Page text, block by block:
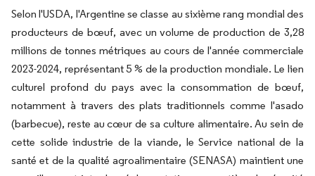
Selon l'USDA, l'Argentine se classe au sixième rang mondial des
producteurs de bœuf, avec un volume de production de 3,28
millions de tonnes métriques au cours de l'année commerciale
2023-2024, représentant 5 % de la production mondiale. Le lien
culturel profond du pays avec la consommation de bœuf,
notamment à travers des plats traditionnels comme l'asado
(barbecue), reste au cœur de sa culture alimentaire. Au sein de
cette solide industrie de la viande, le Service national de la
santé et de la qualité agroalimentaire (SENASA) maintient une